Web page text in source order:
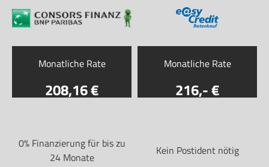
Monatliche Rate
208,16
0% Finanzierung für bis zu
24 Monate
Monatliche Rate
216,-
Kein Postident nötig